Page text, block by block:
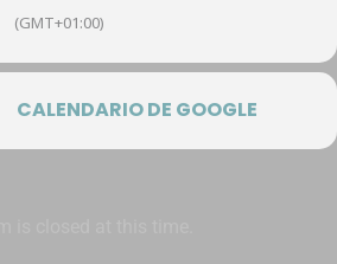
(GMT+01:00)
CALENDARIO DE GOOGLE